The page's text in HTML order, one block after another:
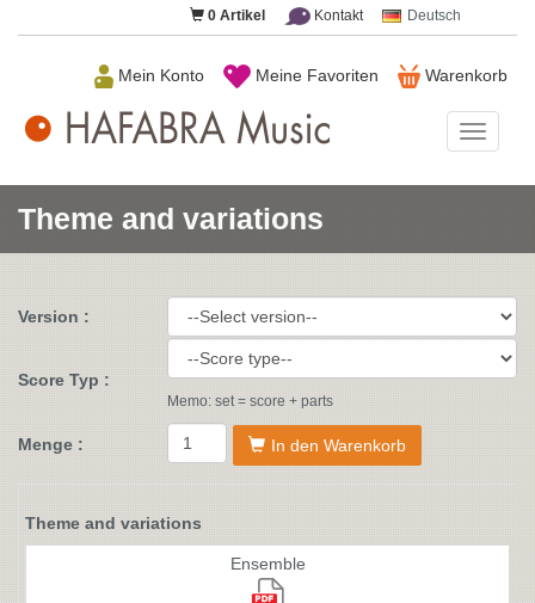
0 Artikel Kontakt Deutsch
Warenkorb
Meine Favoriten
Mein Konto
Music
Theme and variations
Version :
Score Typ :
Memo: set = score + parts
Menge : In den Warenkorb
Theme and variations
Ensemble